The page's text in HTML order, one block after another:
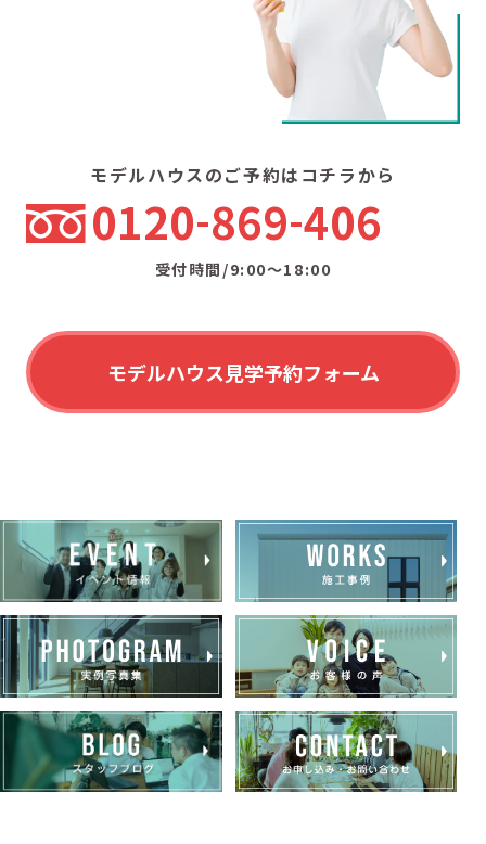
モデルハウスのご予約はコチラから
0120 869 406
受付時間/9:00〜18:00
モデルハウス見学予約フォーム